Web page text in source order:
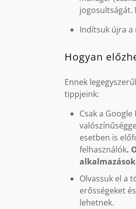
jogosultságát.
Indítsuk újra
Hogyan
Ennek
tippjeink:
Csak a
esetben is
felhasználók.
Olvassuk el a
erősségeket
lehetnek.